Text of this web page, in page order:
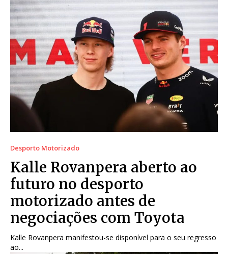
Desporto Motorizado
Kalle Rovanpera aberto ao
futuro no desporto
motorizado antes de
negociações com Toyota
Kalle Rovanpera manifestou-se disponível para o seu regresso
ao...